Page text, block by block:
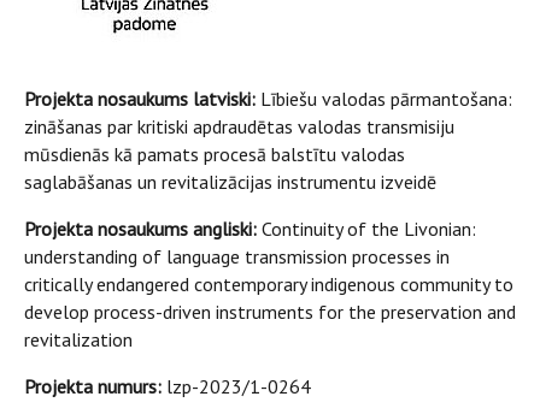
Projekta nosaukums latviski: Lībiešu valodas pārmantošana:
zināšanas par kritiski apdraudētas valodas transmisiju
mūsdienās kā pamats procesā balstītu valodas
saglabāšanas un revitalizācijas instrumentu izveidē
Projekta nosaukums angliski: Continuity of the Livonian:
understanding of language transmission processes in
critically endangered contemporary indigenous community to
develop process-driven instruments for the preservation and
revitalization
Projekta numurs: lzp-2023/1-0264